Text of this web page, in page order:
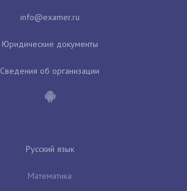
Юридические документы
Сведения об организации
Русский язык
Математика